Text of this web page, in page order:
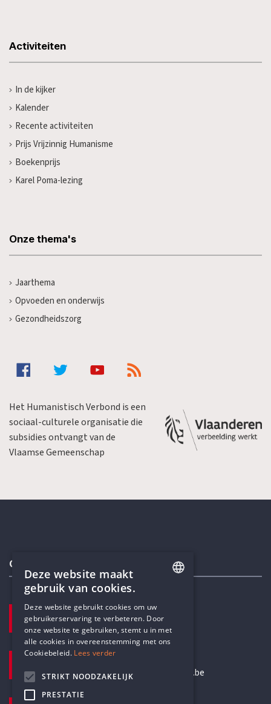
Activiteiten
In de kijker
Kalender
Recente activiteiten
Prijs Vrijzinnig Humanisme
Boekenprijs
Karel Poma-lezing
Onze thema's
Jaarthema
Opvoeden en onderwijs
Gezondheidszorg
Het Humanistisch Verbond is een
sociaal-culturele organisatie die
subsidies ontvangt van de
Vlaamse Gemeenschap
Contactgegevens
TELEFOON
+32 3 233 70 32
E-MAILADRES
secretariaat@humanistischverbond.be
DUTCH
Deze website maakt
gebruik van cookies.
Deze website gebruikt cookies om uw
gebruikerservaring te verbeteren. Door
onze website te gebruiken, stemt u in met
alle cookies in overeenstemming met ons
Cookiebeleid. Lees verder
STRIKT NOODZAKELIJK
PRESTATIE